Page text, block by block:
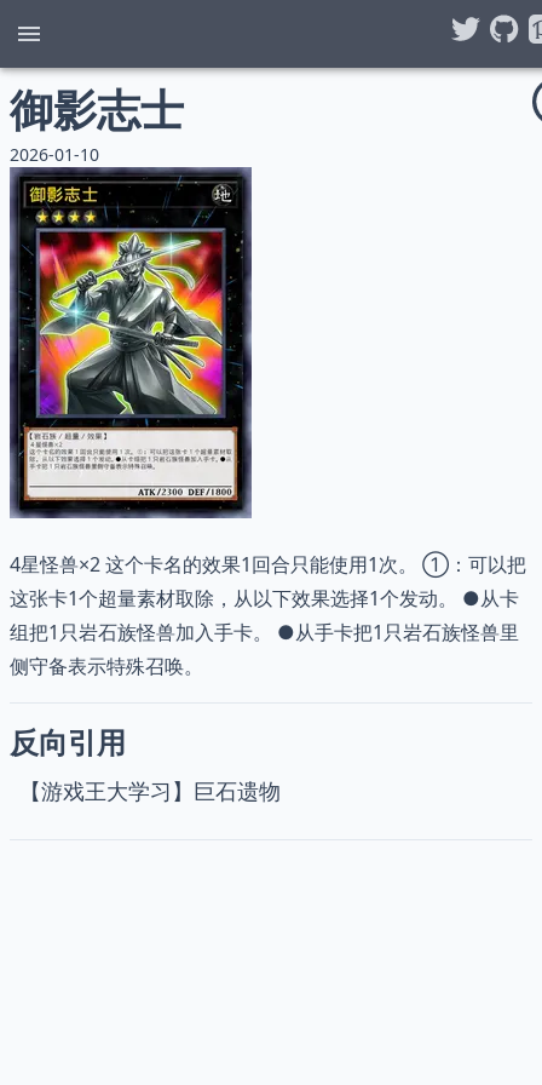
御影志士
2026-01-10
4星怪兽×2 这个卡名的效果1回合只能使用1次。 ①：可以把
这张卡1个超量素材取除，从以下效果选择1个发动。 ●从卡
组把1只岩石族怪兽加入手卡。 ●从手卡把1只岩石族怪兽里
侧守备表示特殊召唤。
反向引用
【游戏王大学习】巨石遗物